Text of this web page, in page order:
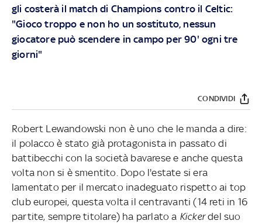
gli costerà il match di Champions contro il Celtic:
"Gioco troppo e non ho un sostituto, nessun
giocatore può scendere in campo per 90' ogni tre
giorni"
CONDIVIDI
Robert Lewandowski non è uno che le manda a dire:
il polacco è stato già protagonista in passato di
battibecchi con la società bavarese e anche questa
volta non si è smentito. Dopo l'estate si era
lamentato per il mercato inadeguato rispetto ai top
club europei, questa volta il centravanti (14 reti in 16
partite, sempre titolare) ha parlato a Kickerdel suo